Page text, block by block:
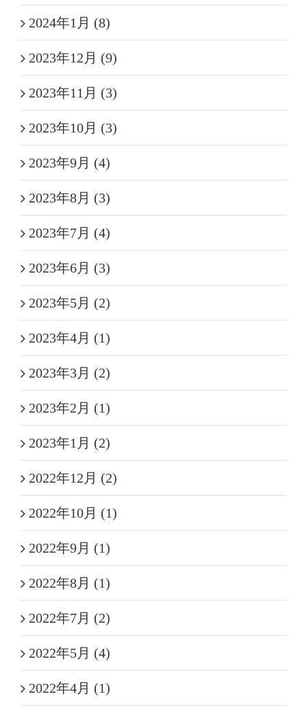
2024年1月 (8)
2023年12月 (9)
2023年11月 (3)
2023年10月 (3)
2023年9月 (4)
2023年8月 (3)
2023年7月 (4)
2023年6月 (3)
2023年5月 (2)
2023年4月 (1)
2023年3月 (2)
2023年2月 (1)
2023年1月 (2)
2022年12月 (2)
2022年10月 (1)
2022年9月 (1)
2022年8月 (1)
2022年7月 (2)
2022年5月 (4)
2022年4月 (1)